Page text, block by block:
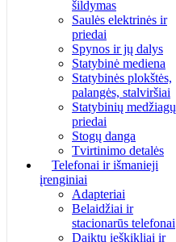
šildymas
Saulės elektrinės ir
priedai
Spynos ir jų dalys
Statybinė mediena
Statybinės plokštės,
palangės, stalviršiai
Statybinių medžiagų
priedai
Stogų danga
Tvirtinimo detalės
Telefonai ir išmanieji
įrenginiai
Adapteriai
Belaidžiai ir
stacionarūs telefonai
Daiktų ieškikliai ir